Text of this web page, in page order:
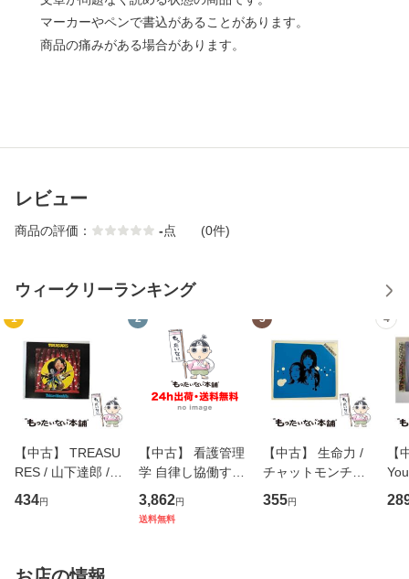
マーカーやペンで書込があることがあります。
商品の痛みがある場合があります。
レビュー
商品の評価： -点 (0件)
ウィークリーランキング
1
【中古】 TREASU
RES / 山下達郎 /
イーストウエス
ト・ジャパン [CD]
434円
2
【中古】 看護管理
学 自律し協働する
専門職の看護マネ
ジメントスキル 改
3,862円
送料無料
3
【中古】 生命力 /
チャットモンチー /
キューンレコード
[CD]【メール便送
355円
4
【
のが